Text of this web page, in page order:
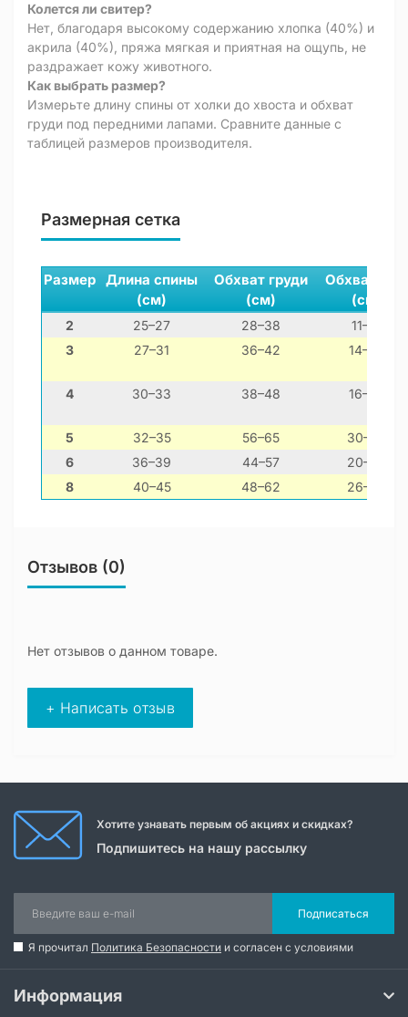
Колется ли свитер?
Нет, благодаря высокому содержанию хлопка (40%) и
акрила (40%), пряжа мягкая и приятная на ощупь, не
раздражает кожу животного.
Как выбрать размер?
Измерьте длину спины от холки до хвоста и обхват
груди под передними лапами. Сравните данные с
таблицей размеров производителя.
Размерная сетка
Размер Длина спины
(см)
Обхват груди
(см)
Обхват шеи
(см)
2 25–27 28–38
11–21
3
27–31 36–42 14–24
4 30–33 38–48 16–26
5 32–35 56–65
30–40
6
36–39 44–57
20–30
8
40–45 48–62 26–36
Отзывов (0)
Нет отзывов о данном товаре.
+ Написать отзыв
Хотите узнавать первым об акциях и скидках?
Подпишитесь на нашу рассылку
Подписаться
Я прочитал Политика Безопасности и согласен с условиями
Информация